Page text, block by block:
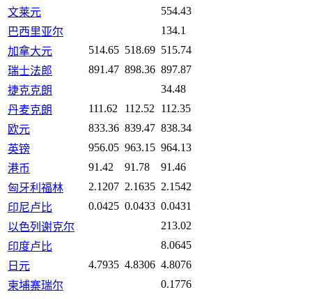
文莱元
554.43
巴西里亚尔
134.1
加拿大元
514.65 518.69 515.74
瑞士法郎
891.47 898.36 897.87
捷克克朗
34.48
丹麦克朗
111.62 112.52
112.35
欧元
833.36 839.47 838.34
英镑
956.05 963.15 964.13
港币
91.42 91.78
91.46
匈牙利福林
2.1207 2.1635 2.1542
印尼卢比
0.0425 0.0433 0.0431
以色列谢克尔
213.02
印度卢比
8.0645
日元
4.7935 4.8306 4.8076
柬埔寨瑞尔
0.1776